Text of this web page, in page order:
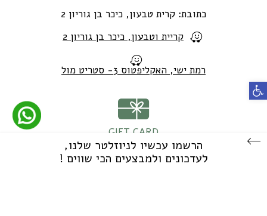
פתח סרגל נגישות
כתובת: קרית טבעון, כיכר בן גוריון 2
קריית וטבעון, כיכר בן גוריון 2
רמת ישי, האקליפטוס 3- סטריט מול
GIFT CARD
הרשמו עכשיו לניוזלטר שלנו,
לעדכונים ולמבצעים הכי שווים !